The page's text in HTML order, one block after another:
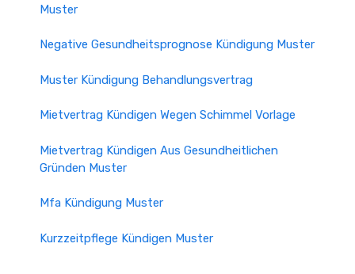
Muster
Negative Gesundheitsprognose Kündigung Muster
Muster Kündigung Behandlungsvertrag
Mietvertrag Kündigen Wegen Schimmel Vorlage
Mietvertrag Kündigen Aus Gesundheitlichen
Gründen Muster
Mfa Kündigung Muster
Kurzzeitpflege Kündigen Muster